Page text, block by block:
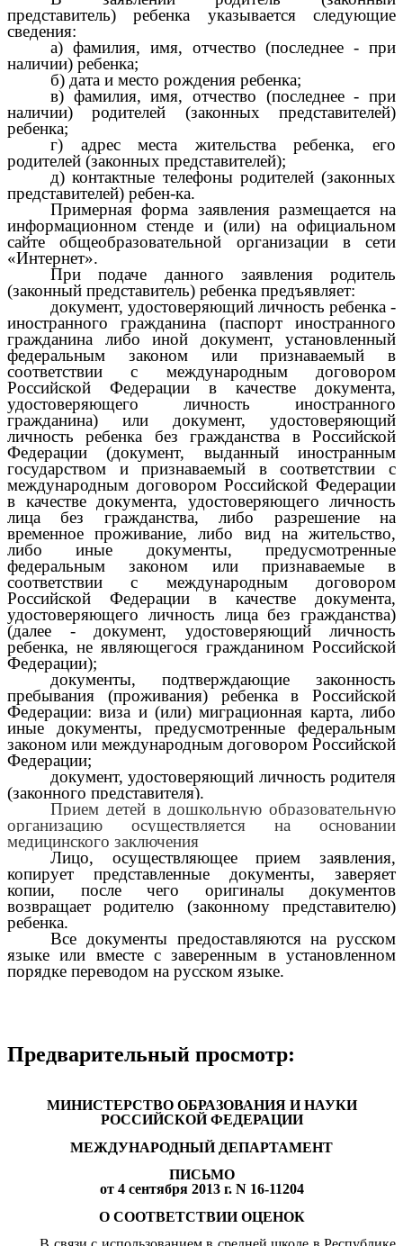
представитель) ребенка указывается следующие
сведения:
а) фамилия, имя, отчество (последнее - при
наличии) ребенка;
б) дата и место рождения ребенка;
в) фамилия, имя, отчество (последнее - при
наличии) родителей (законных представителей)
ребенка;
г) адрес места жительства ребенка, его
родителей (законных представителей);
д) контактные телефоны родителей (законных
представителей) ребен-ка.
Примерная форма заявления размещается на
информационном стенде и (или) на официальном
сайте общеобразовательной организации в сети
«Интернет».
При подаче данного заявления родитель
(законный представитель) ребенка предъявляет:
документ, удостоверяющий личность ребенка -
иностранного гражданина (паспорт иностранного
гражданина либо иной документ, установленный
федеральным законом или признаваемый в
соответствии с международным договором
Российской Федерации в качестве документа,
удостоверяющего личность иностранного
гражданина) или документ, удостоверяющий
личность ребенка без гражданства в Российской
Федерации (документ, выданный иностранным
государством и признаваемый в соответствии с
международным договором Российской Федерации
в качестве документа, удостоверяющего личность
лица без гражданства, либо разрешение на
временное проживание, либо вид на жительство,
либо иные документы, предусмотренные
федеральным законом или признаваемые в
соответствии с международным договором
Российской Федерации в качестве документа,
удостоверяющего личность лица без гражданства)
(далее - документ, удостоверяющий личность
ребенка, не являющегося гражданином Российской
Федерации);
документы, подтверждающие законность
пребывания (проживания) ребенка в Российской
Федерации: виза и (или) миграционная карта, либо
иные документы, предусмотренные федеральным
законом или международным договором Российской
Федерации;
документ, удостоверяющий личность родителя
(законного представителя).
Прием детей в дошкольную образовательную
организацию осуществляется на основании
медицинского заключения
Лицо, осуществляющее прием заявления,
копирует представленные документы, заверяет
копии, после чего оригиналы документов
возвращает родителю (законному представителю)
ребенка.
Все документы предоставляются на русском
языке или вместе с заверенным в установленном
порядке переводом на русском языке.
Предварительный просмотр:
МИНИСТЕРСТВО ОБРАЗОВАНИЯ И НАУКИ
РОССИЙСКОЙ ФЕДЕРАЦИИ
МЕЖДУНАРОДНЫЙ ДЕПАРТАМЕНТ
ПИСЬМО
от 4 сентября 2013 г. N 16-11204
О СООТВЕТСТВИИ ОЦЕНОК